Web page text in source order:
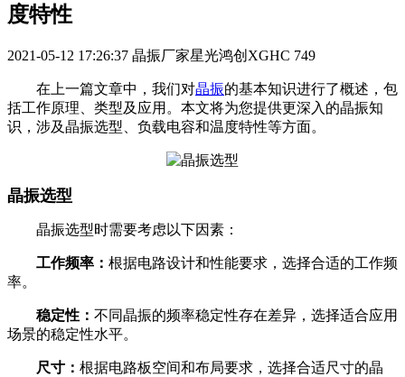
度特性
2021-05-12 17:26:37 晶振厂家星光鸿创XGHC 749
在上一篇文章中，我们对晶振的基本知识进行了概述，包
括工作原理、类型及应用。本文将为您提供更深入的晶振知
识，涉及晶振选型、负载电容和温度特性等方面。
晶振选型
晶振选型时需要考虑以下因素：
工作频率： 根据电路设计和性能要求，选择合适的工作频
率。
稳定性： 不同晶振的频率稳定性存在差异，选择适合应用
场景的稳定性水平。
尺寸： 根据电路板空间和布局要求，选择合适尺寸的晶